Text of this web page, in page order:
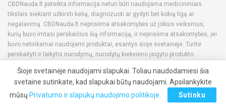
CBDNauda.lt pateikta informacija neturi būti naudojama medicininiais
tikslais siekiant užkirsti kelią, diagnozuoti ar gydyti bet kokią ligą ar
negalavimą. CBDNauda.lt neprisiima atsakomybės už jokius veiksmus,
kurių buvo imtasi perskaičius šią informaciją, ir neprisiima atsakomybės, jei
buvo netinkamai naudojami produktai, esantys šioje svetainėje. Turite
perskaityti ir laikytis nurodymų, nurodytų kiekvieno įsigyto produkto
svetainėje, visada pasitarkite su gydytoju, taip pat įsitikinkite jų teisėtumu
savo šalyje. Visos teisės saugomos © 2022 CBDNauda.lt
Šioje svetainėje naudojami slapukai. Toliau naudodamiesi šia
svetaine sutinkate, kad slapukai būtų naudojami. Apsilankykite
mūsų Privatumo ir slapukų naudojimo politikoje Sutinku